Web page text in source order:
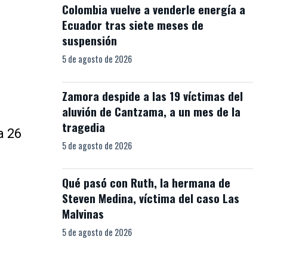
26
Colombia vuelve a venderle energía a
Ecuador tras siete meses de
suspensión
5 de agosto de 2026
Zamora despide a las 19 víctimas del
aluvión de Cantzama, a un mes de la
tragedia
5 de agosto de 2026
Qué pasó con Ruth, la hermana de
Steven Medina, víctima del caso Las
Malvinas
5 de agosto de 2026